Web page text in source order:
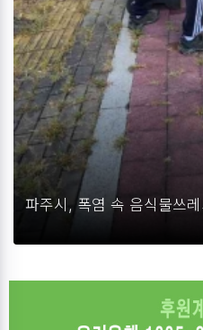
파주시, 폭염 속 음식물쓰